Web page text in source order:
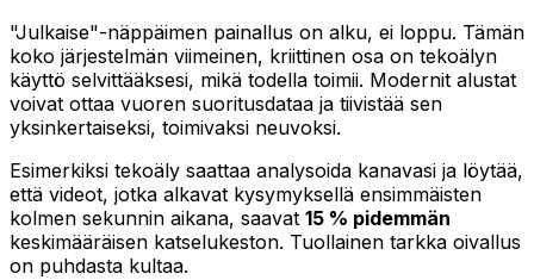
"Julkaise"-näppäimen painallus on alku, ei loppu. Tämän
koko järjestelmän viimeinen, kriittinen osa on tekoälyn
käyttö selvittääksesi, mikä todella toimii. Modernit alustat
voivat ottaa vuoren suoritusdataa ja tiivistää sen
yksinkertaiseksi, toimivaksi neuvoksi.
Esimerkiksi tekoäly saattaa analysoida kanavasi ja löytää,
että videot, jotka alkavat kysymyksellä ensimmäisten
kolmen sekunnin aikana, saavat 15 % pidemmän
keskimääräisen katselukeston. Tuollainen tarkka oivallus
on puhdasta kultaa.